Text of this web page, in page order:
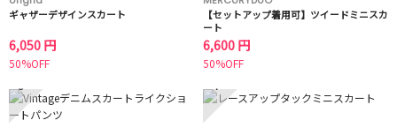
ギャザーデザインスカート
6,050 円
50%OFF
【セットアップ着用可】ツイードミニスカ
ート
6,600 円
50%OFF
3 4